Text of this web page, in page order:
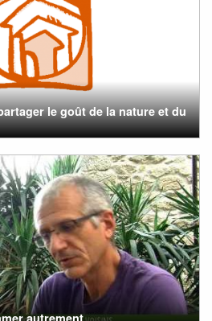
le goût de la nature et du
autrement